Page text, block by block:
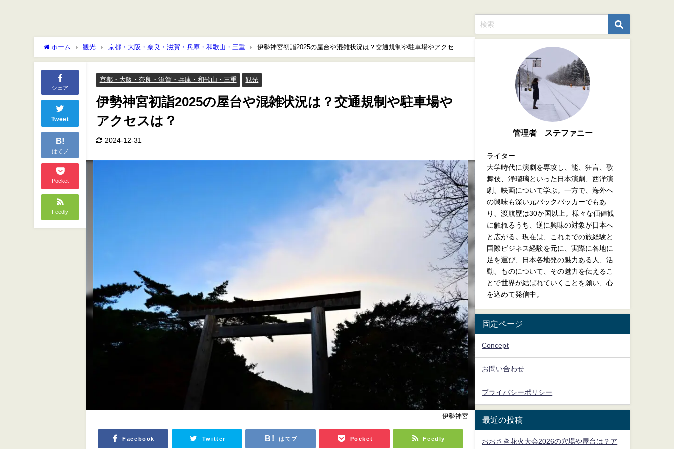
ホーム 観光 京都・大阪・奈良・滋賀・兵庫・和歌山・三重
伊勢神宮初詣2025の屋台や混雑状況は？交通規制や駐車場やアクセス
は？
シェア
Tweet
B!
はてブ
Pocket
Feedly
京都・大阪・奈良・滋賀・兵庫・和歌山・三重 観光
伊勢神宮初詣2025の屋台や混雑状況は？交通規制や駐車場や
アクセスは？
2024-12-31
伊勢神宮
Facebook Twitter はてブ Pocket Feedly
管理者 ステファニー
ライター
大学時代に演劇を専攻し、能、狂言、歌
舞伎、浄瑠璃といった日本演劇、西洋演
劇、映画について学ぶ。一方で、海外へ
の興味も深い元バックパッカーでもあ
り、渡航歴は30か国以上。様々な価値観
に触れるうち、逆に興味の対象が日本へ
と広がる。現在は、これまでの旅経験と
国際ビジネス経験を元に、実際に各地に
足を運び、日本各地発の魅力ある人、活
動、ものについて、その魅力を伝えるこ
とで世界が結ばれていくことを願い、心
を込めて発信中。
固定ページ
Concept
お問い合わせ
プライバシーポリシー
最近の投稿
おおさき花火大会2026の穴場や屋台は？ア